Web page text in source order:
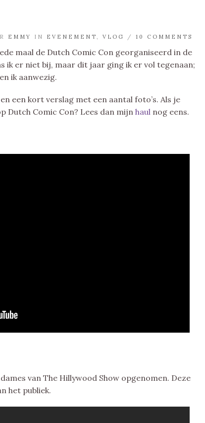
EMMY IN EVENEMENT, VLOG / 10 COMMENTS
maal de Dutch Comic Con georganiseerd in de
ik er niet bij, maar dit jaar ging ik er vol tegenaan;
ik aanwezig.
een kort verslag met een aantal foto’s. Als je
Dutch Comic Con? Lees dan mijn haul nog eens.
van The Hillywood Show opgenomen. Deze
het publiek.